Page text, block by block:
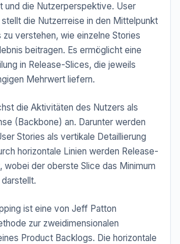
und die Nutzerperspektive. User
die Nutzerreise in den Mittelpunkt
zu verstehen, wie einzelne Stories
beitragen. Es ermöglicht eine
in Release-Slices, die jeweils
Mehrwert liefern.
die Aktivitäten des Nutzers als
(Backbone) an. Darunter werden
Stories als vertikale Detaillierung
horizontale Linien werden Release-
wobei der oberste Slice das Minimum
ist eine von Jeff Patton
zur zweidimensionalen
Product Backlogs. Die horizontale